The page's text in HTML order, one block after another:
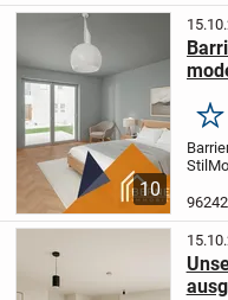
10
Stil
&
einer